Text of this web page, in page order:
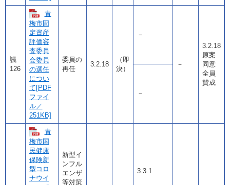
議
126
青
梅市固
定資産
評価審
査委員
会委員
の選任
につい
て[PDF
ファイ
ル／
251KB]
委員の
再任
3.2.18
（即
決）
－
－
3.2.18
原案
同意
全員
賛成
－
青
梅市国
民健康
保険新
型コロ
ナウイ
新型イ
ンフル
エンザ
等対策
3.3.1